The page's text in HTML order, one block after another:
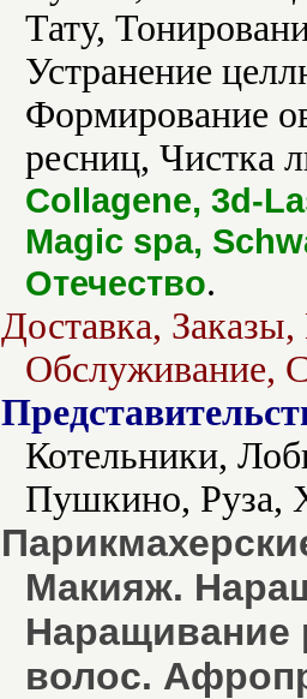
Тату,
Устранение
Формирование
ресниц, Чистка
Collagene, 3d-
Magic spa,
Отечество.
Доставка,
Обслуживание,
Котельники,
Пушкино, Руза,
Макияж.
Наращивание
волос.